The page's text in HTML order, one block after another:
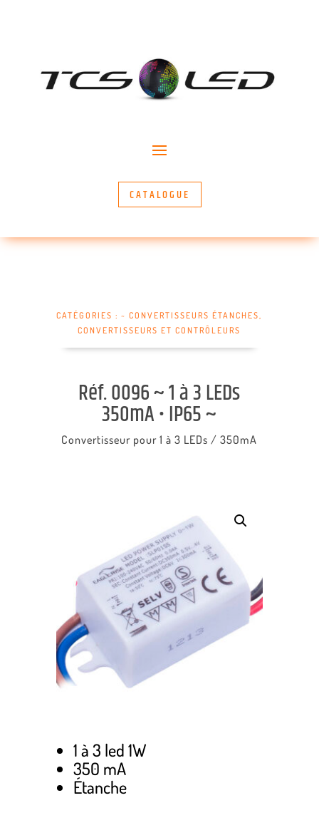
CATALOGUE
CATÉGORIES :~ CONVERTISSEURS ÉTANCHES,
CONVERTISSEURS ET CONTRÔLEURS
Réf. 0096 ~ 1 à 3 LEDs
350mA • IP65 ~
Convertisseur pour 1 à 3 LEDs / 350mA
1 à 3 led 1W
350 mA
Étanche